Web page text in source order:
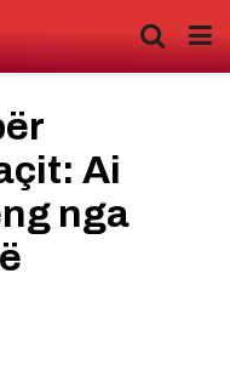
Ai
nga